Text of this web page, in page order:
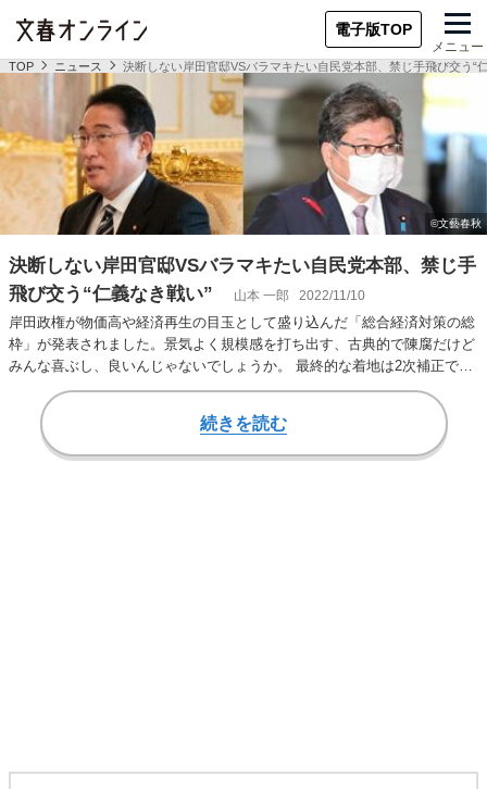
電子版TOP
メニュー
TOP ニュース 決断しない岸田官邸VSバラマキたい自民党本部、禁じ手飛び交う“
決断しない岸田官邸VSバラマキたい自民党本部、禁じ手
飛び交う“仁義なき戦い”
山本 一郎 2022/11/10
岸田政権が物価高や経済再生の目玉として盛り込んだ「総合経済対策の総
枠」が発表されました。景気よく規模感を打ち出す、古典的で陳腐だけど
みんな喜ぶし、良いんじゃないでしょうか。 最終的な着地は2次補正で一
般会計の歳出総…
続きを読む